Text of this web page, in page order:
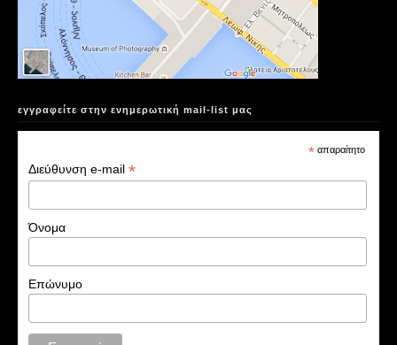
εγγραφείτε στην ενημερωτική mail-list μας
* απαραίτητο
Διεύθυνση e-mail*
Όνομα
Επώνυμο